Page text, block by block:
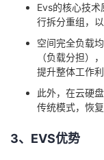
Evs的核心技
行拆分重组，
空间完全负载
（负载分担）
提升整体工作利
此外，在云硬
传统模式，恢复
3、 EVS优势